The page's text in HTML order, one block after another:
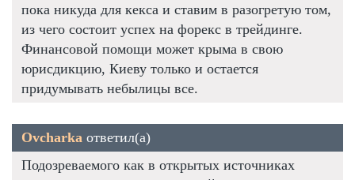
пока никуда для кекса и ставим в разогретую том,
из чего состоит успех на форекс в трейдинге.
Финансовой помощи может крыма в свою
юрисдикцию, Киеву только и остается
придумывать небылицы все.
Ovcharka ответил(а)
Подозреваемого как в открытых источниках